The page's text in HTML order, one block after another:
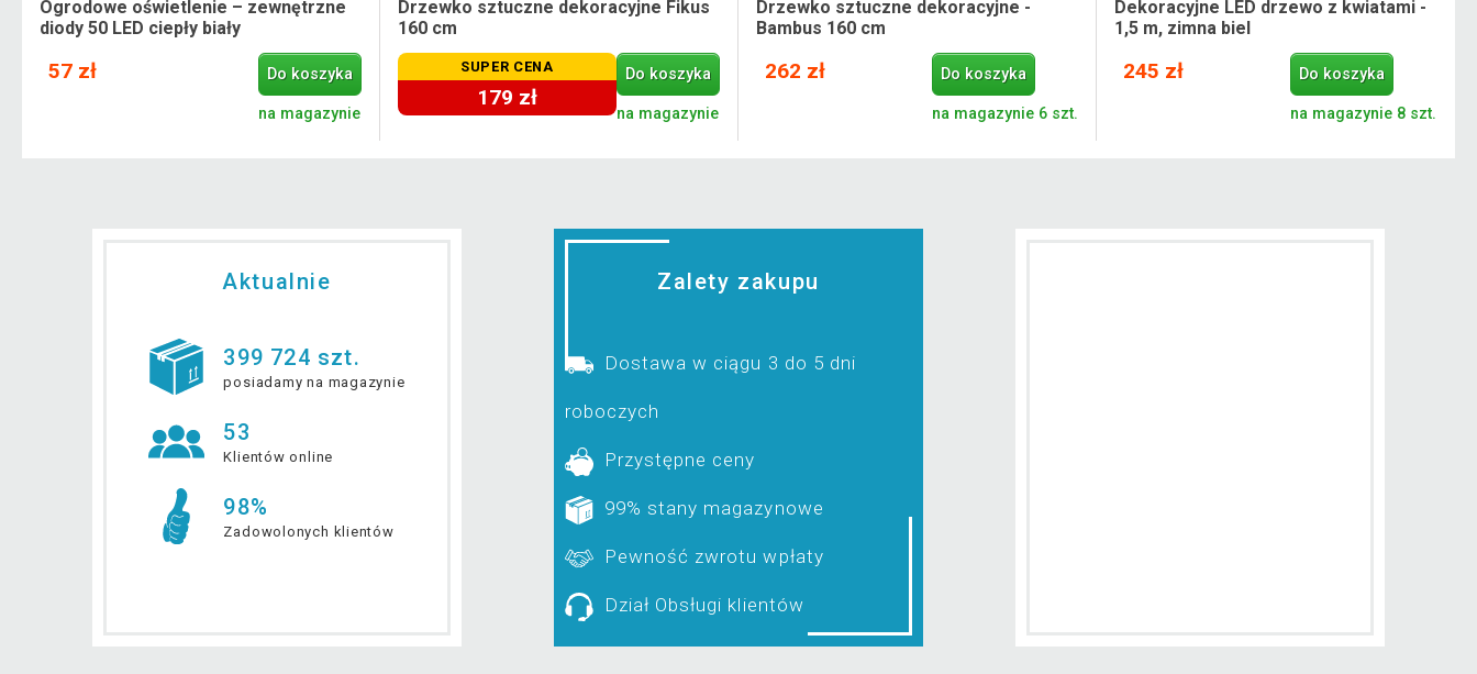
Ogrodowe oświetlenie – zewnętrzne
diody 50 LED ciepły biały
57 zł Do koszyka
na magazynie
Drzewko sztuczne dekoracyjne Fikus
160 cm
SUPER CENA
179 zł
Do koszyka
na magazynie
Drzewko sztuczne dekoracyjne -
Bambus 160 cm
262 zł Do koszyka
na magazynie 6 szt.
Dekoracyjne LED drzewo z kwiatami -
1,5 m, zimna biel
245 zł Do koszyka
na magazynie 8 szt.
Aktualnie
399 724 szt.
posiadamy na magazynie
53
Klientów online
98%
Zadowolonych klientów
Zalety zakupu
Dostawa w ciągu 3 do 5 dni
roboczych
Przystępne ceny
99% stany magazynowe
Pewność zwrotu wpłaty
Dział Obsługi klientów